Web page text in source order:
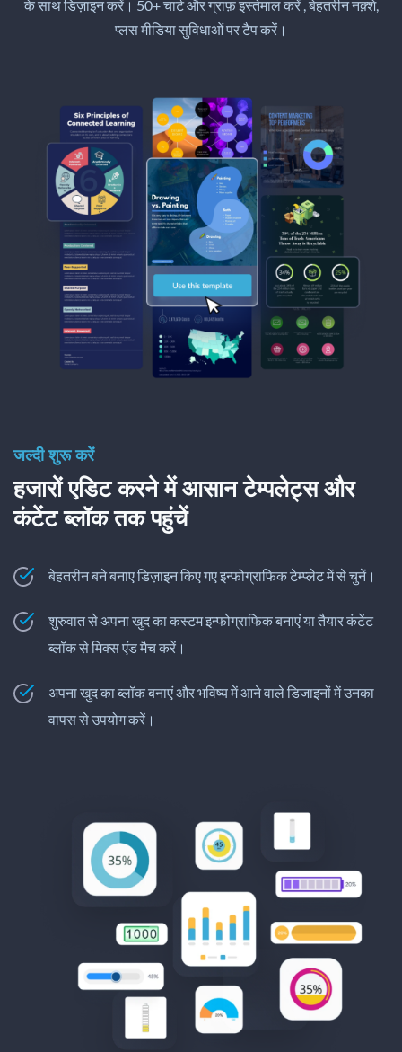
के साथ डिज़ाइन करें। 50+ चार्ट और ग्राफ़ इस्तेमाल करें , बेहतरीन नक़्शे,
प्लस मीडिया सुविधाओं पर टैप करें।
जल्दी शुरू करें
हजारों एडिट करने में आसान टेम्पलेट्स और
कंटेंट ब्लॉक तक पहुंचें
बेहतरीन बने बनाए डिज़ाइन किए गए इन्फोग्राफिक टेम्प्लेट में से चुनें।
शुरुवात से अपना खुद का कस्टम इन्फोग्राफिक बनाएं या तैयार कंटेंट
ब्लॉक से मिक्स एंड मैच करें।
अपना खुद का ब्लॉक बनाएं और भविष्य में आने वाले डिजाइनों में उनका
वापस से उपयोग करें।